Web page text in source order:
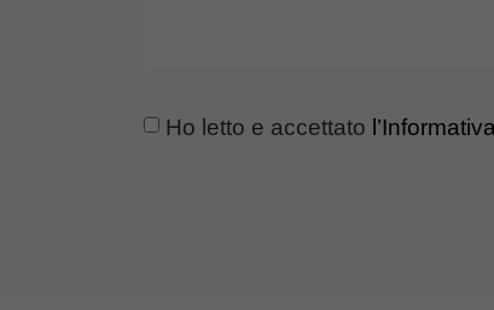
Ho letto e accettato